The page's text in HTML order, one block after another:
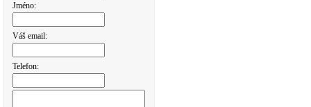
Jméno:
Váš email:
Telefon: